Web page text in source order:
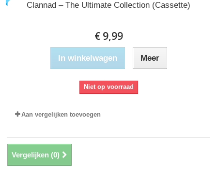
Clannad ‎– The Ultimate Collection (Cassette)
€ 9,99
In winkelwagen Meer
Niet op voorraad
Aan vergelijken toevoegen
Vergelijken (0)